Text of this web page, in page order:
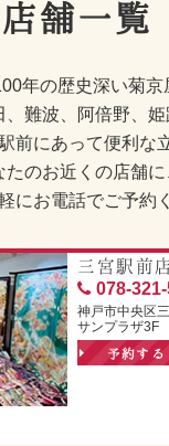
店舗一覧
年の歴史深い菊京
、難波、阿倍野、
前にあって便利な
たのお近くの店舗に
にお電話でご予約
三宮駅前
078-
神戸市中央区
サンプラザ3F
予約する